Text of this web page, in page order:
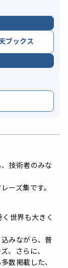
ブックス
技術者のみな
ーズ集です。
世界も大きく
みながら、普
、さらに、
数掲載した、